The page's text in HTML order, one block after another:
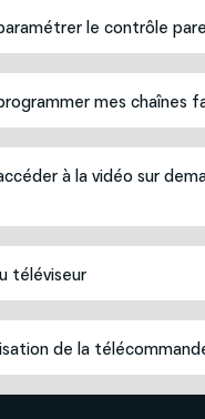
le contrôle
mes chaînes
à la vidéo sur
téléviseur
de la